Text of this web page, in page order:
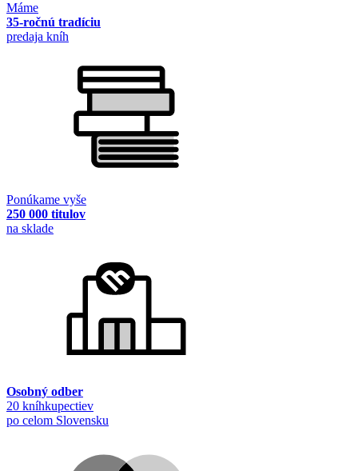
Máme
35-ročnú tradíciu
predaja kníh
Ponúkame vyše
250 000 titulov
na sklade
Osobný odber
20 kníhkupectiev
po celom Slovensku